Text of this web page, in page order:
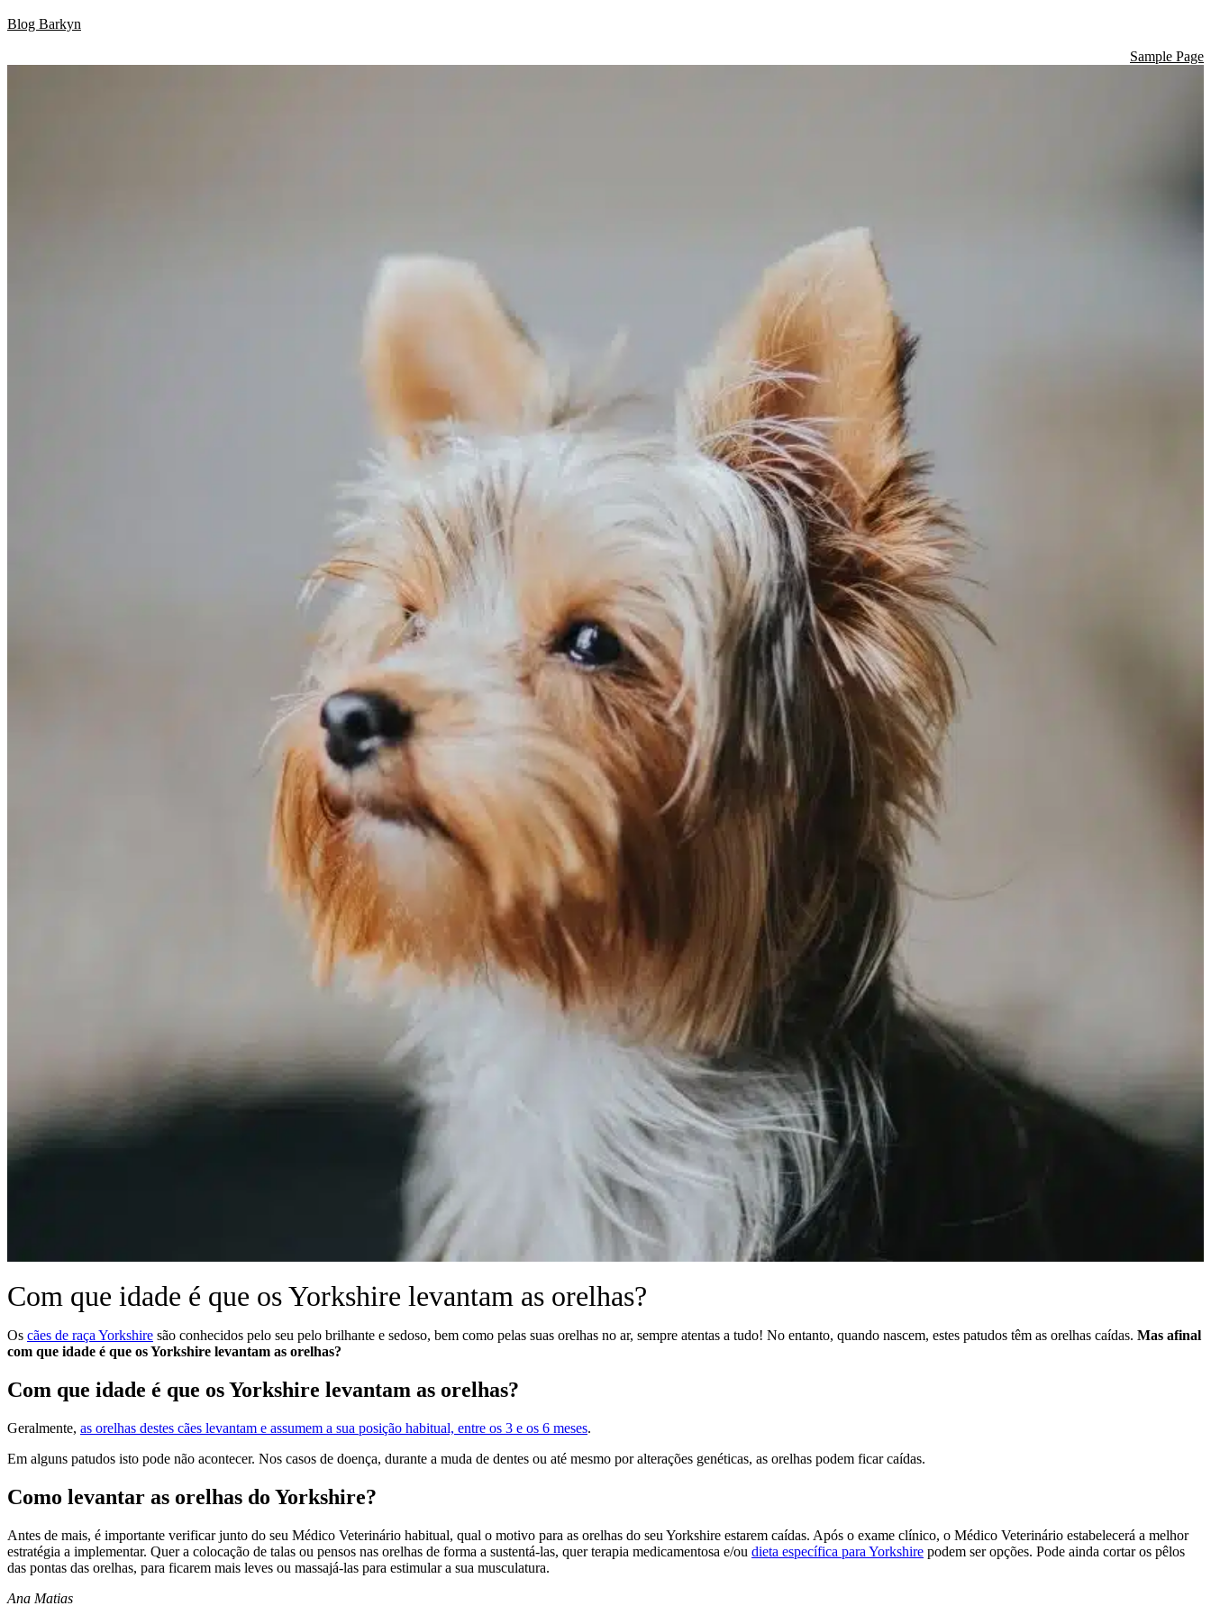
Skip
Blog Barkyn
Sample Page
Com que idade é que os Yorkshire levantam as orelhas?
Os cães de raça Yorkshire são conhecidos pelo seu pelo brilhante e sedoso, bem como pelas suas orelhas no ar, sempre atentas a tudo! No entanto, quando nascem, estes patudos têm as orelhas caídas. Mas afinal
com que idade é que os Yorkshire levantam as orelhas?
Com que idade é que os Yorkshire levantam as orelhas?
Geralmente, as orelhas destes cães levantam e assumem a sua posição habitual, entre os 3 e os 6 meses.
Em alguns patudos isto pode não acontecer. Nos casos de doença, durante a muda de dentes ou até mesmo por alterações genéticas, as orelhas podem ficar caídas.
Como levantar as orelhas do Yorkshire?
Antes de mais, é importante verificar junto do seu Médico Veterinário habitual, qual o motivo para as orelhas do seu Yorkshire estarem caídas. Após o exame clínico, o Médico Veterinário estabelecerá a melhor
estratégia a implementar. Quer a colocação de talas ou pensos nas orelhas de forma a sustentá-las, quer terapia medicamentosa e/ou dieta específica para Yorkshire podem ser opções. Pode ainda cortar os pêlos
das pontas das orelhas, para ficarem mais leves ou massajá-las para estimular a sua musculatura.
Ana Matias